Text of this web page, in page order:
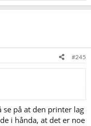
#245
på at den printer lag
i hånda, at det er noe